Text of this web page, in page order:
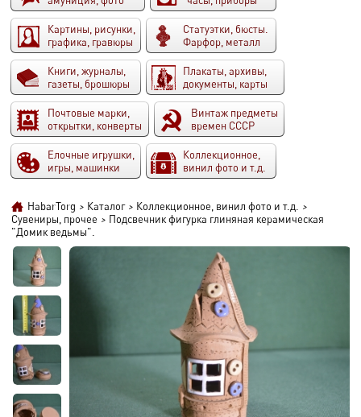
Картины, рисунки,
графика, гравюры
Статуэтки, бюсты.
Фарфор, металл
Книги, журналы,
газеты, брошюры
Плакаты, архивы,
документы, карты
Почтовые марки,
открытки, конверты
Винтаж предметы
времен СССР
Елочные игрушки,
игры, машинки
Коллекционное,
винил фото и т.д.
HabarTorg > Каталог > Коллекционное, винил фото и т.д.
>
Сувениры, прочее > Подсвечник фигурка глиняная керамическая
"Домик ведьмы".